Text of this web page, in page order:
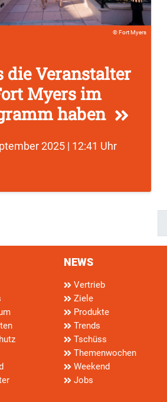
Fort Myers
die Veranstalter
Myers im
haben
2025 | 12:41 Uhr
NEWS
Vertrieb
Ziele
Produkte
Trends
Tschüss
Themenwochen
Weekend
Jobs